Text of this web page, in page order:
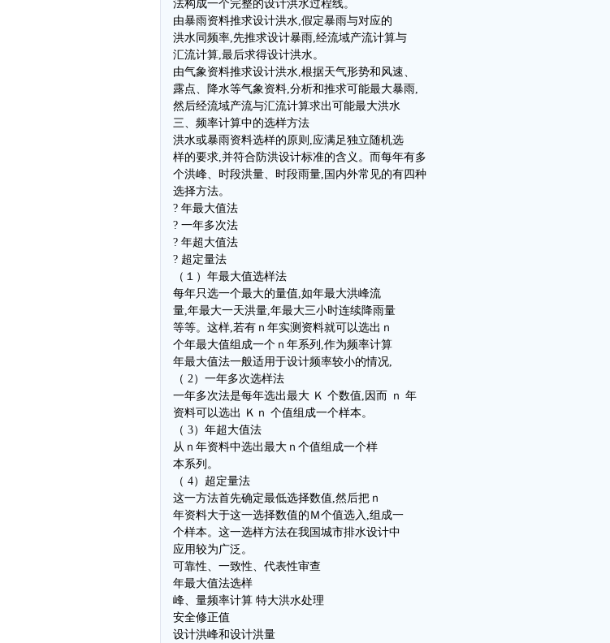
法构成一个完整的设计洪水过程线。
由暴雨资料推求设计洪水,假定暴雨与对应的
洪水同频率,先推求设计暴雨,经流域产流计算与
汇流计算,最后求得设计洪水。
由气象资料推求设计洪水,根据天气形势和风速、
露点、降水等气象资料,分析和推求可能最大暴雨,
然后经流域产流与汇流计算求出可能最大洪水
三、频率计算中的选样方法
洪水或暴雨资料选样的原则,应满足独立随机选
样的要求,并符合防洪设计标准的含义。而每年有多
个洪峰、时段洪量、时段雨量,国内外常见的有四种
选择方法。
? 年最大值法
? 一年多次法
? 年超大值法
? 超定量法
（１）年最大值选样法
每年只选一个最大的量值,如年最大洪峰流
量,年最大一天洪量,年最大三小时连续降雨量
等等。这样,若有ｎ年实测资料就可以选出ｎ
个年最大值组成一个ｎ年系列,作为频率计算
年最大值法一般适用于设计频率较小的情况,
（ 2）一年多次选样法
一年多次法是每年选出最大 Ｋ 个数值,因而 ｎ 年
资料可以选出 Ｋｎ 个值组成一个样本。
（ 3）年超大值法
从ｎ年资料中选出最大ｎ个值组成一个样
本系列。
（ 4）超定量法
这一方法首先确定最低选择数值,然后把ｎ
年资料大于这一选择数值的Ｍ个值选入,组成一
个样本。这一选样方法在我国城市排水设计中
应用较为广泛。
可靠性、一致性、代表性审查
年最大值法选样
峰、量频率计算 特大洪水处理
安全修正值
设计洪峰和设计洪量